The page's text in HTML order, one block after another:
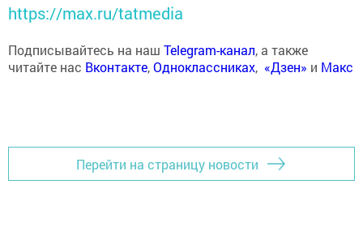
https://max.ru/tatmedia
Подписывайтесь на наш Telegram-канал, а также
читайте нас Вконтакте,Одноклассниках, «Дзен» и Макс
Перейти на страницу новости